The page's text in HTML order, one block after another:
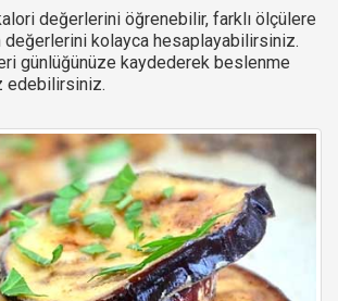
değerlerini öğrenebilir, farklı ölçülere
kolayca hesaplayabilirsiniz.
günlüğünüze kaydederek beslenme
edebilirsiniz.